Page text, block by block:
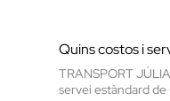
Quins costos i
TRANSPORT
servei estàndard